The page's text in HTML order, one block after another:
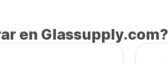
en Glassupply.com?